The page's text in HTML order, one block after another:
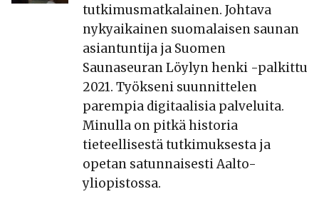
tutkimusmatkalainen. Johtava
nykyaikainen suomalaisen saunan
asiantuntija ja Suomen
Saunaseuran Löylyn henki -palkittu
2021. Työkseni suunnittelen
parempia digitaalisia palveluita.
Minulla on pitkä historia
tieteellisestä tutkimuksesta ja
opetan satunnaisesti Aalto-
yliopistossa.